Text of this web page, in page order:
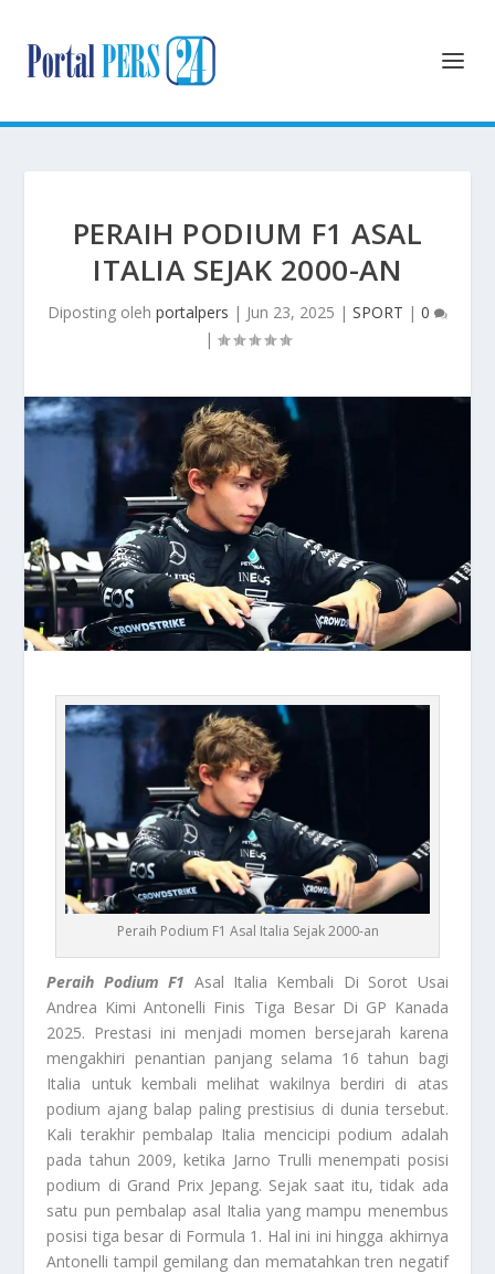
PERAIH PODIUM F1 ASAL
ITALIA SEJAK 2000-AN
Diposting oleh portalpers | Jun 23, 2025 | SPORT | 0
|
Peraih Podium F1 Asal Italia Sejak 2000-an
Peraih Podium F1 Asal Italia Kembali Di Sorot Usai
Andrea Kimi Antonelli Finis Tiga Besar Di GP Kanada
2025. Prestasi ini menjadi momen bersejarah karena
mengakhiri penantian panjang selama 16 tahun bagi
Italia untuk kembali melihat wakilnya berdiri di atas
podium ajang balap paling prestisius di dunia tersebut.
Kali terakhir pembalap Italia mencicipi podium adalah
pada tahun 2009, ketika Jarno Trulli menempati posisi
podium di Grand Prix Jepang. Sejak saat itu, tidak ada
satu pun pembalap asal Italia yang mampu menembus
posisi tiga besar di Formula 1. Hal ini ini hingga akhirnya
Antonelli tampil gemilang dan mematahkan tren negatif